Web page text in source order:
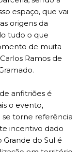
espaço, que vai
origens da
tudo o que
de muita
Ramos de
anfitriões é
o evento,
torne referência
incentivo dado
do Sul é